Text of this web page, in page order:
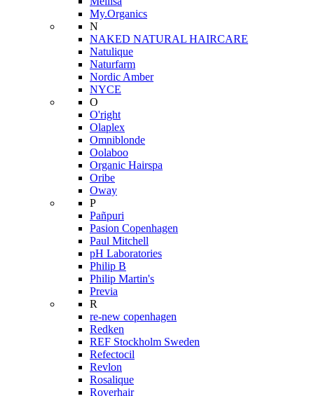
My.Organics
N
NAKED NATURAL HAIRCARE
Natulique
Naturfarm
Nordic Amber
NYCE
O
O'right
Olaplex
Omniblonde
Oolaboo
Organic Hairspa
Oribe
Oway
P
Pañpuri
Pasion Copenhagen
Paul Mitchell
pH Laboratories
Philip B
Philip Martin's
Previa
R
re-new copenhagen
Redken
REF Stockholm Sweden
Refectocil
Revlon
Rosalique
Roverhair